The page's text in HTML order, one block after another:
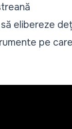
elibereze
pe